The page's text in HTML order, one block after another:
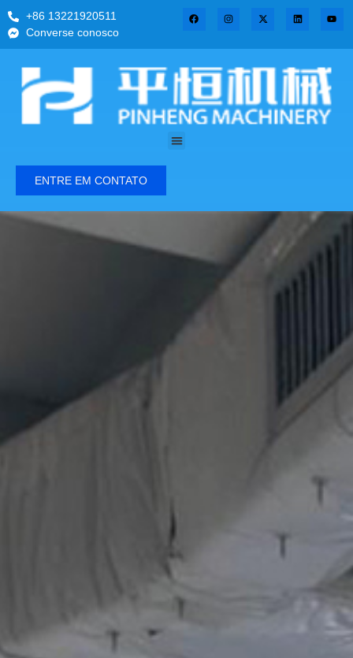
+86 13221920511
Converse conosco
ENTRE EM CONTATO